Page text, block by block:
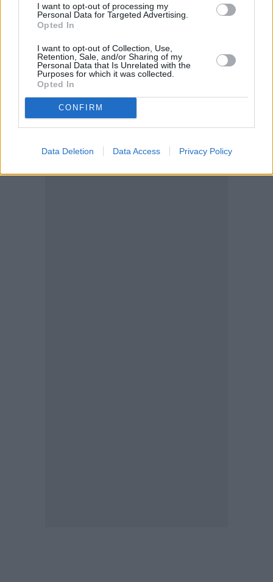
I want to opt-out of processing my
Personal Data for Targeted Advertising.
Opted In
I want to opt-out of Collection, Use,
Retention, Sale, and/or Sharing of my
Personal Data that Is Unrelated with the
Purposes for which it was collected.
Opted In
CONFIRM
Data Deletion Data Access Privacy Policy
προσφοράς στο σύνολό της (σ.σ. 12%).
Πέραν της υπερκάλυψης που αναμένεται, ιδιαίτερο
ενδιαφέρον παρουσιάζει για την αγορά η τιμή
διάθεσης, η οποία θα επηρεάσει ασφαλής και την
πορεία της μετοχής των ΕΛΠΕ στο χρηματιστήριο. Τις
τελευταίες δύο εβδομάδες, εν όψει του placement η
μετοχή κινήθηκε ανοδικά, κερδίζοντας περίπου 14%.